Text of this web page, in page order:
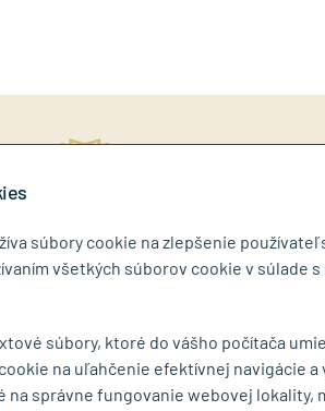
info@tinbyt.sk
súbory cookie na zlepšenie
všetkých súborov cookie v súlade
súbory, ktoré do vášho počítača
na uľahčenie efektívnej navigácie
správne fungovanie webovej lokality,